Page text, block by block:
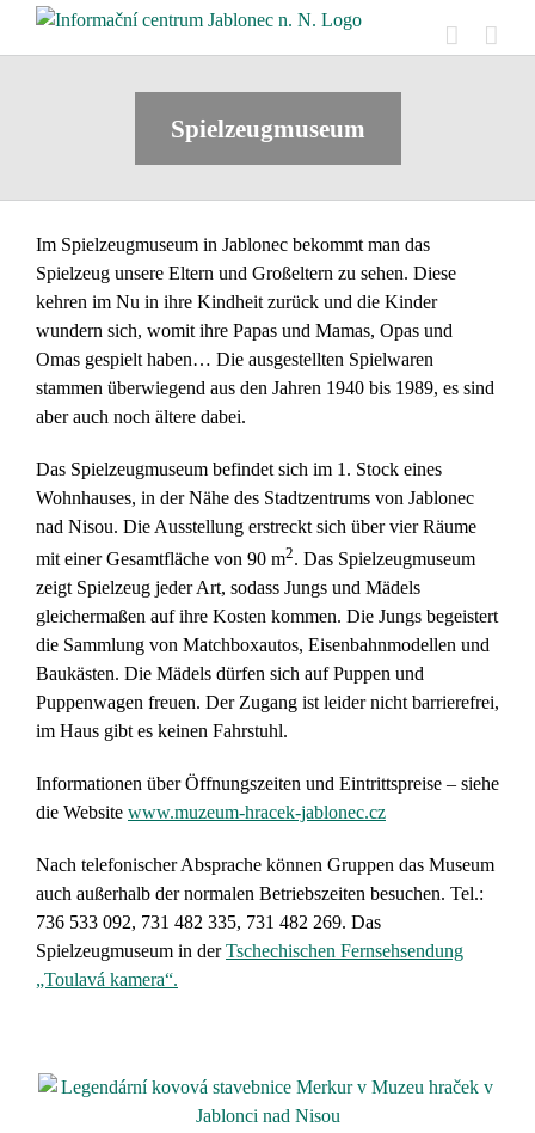
Spielzeugmuseum
Im Spielzeugmuseum in Jablonec bekommt man das
Spielzeug unsere Eltern und Großeltern zu sehen. Diese
kehren im Nu in ihre Kindheit zurück und die Kinder
wundern sich, womit ihre Papas und Mamas, Opas und
Omas gespielt haben… Die ausgestellten Spielwaren
stammen überwiegend aus den Jahren 1940 bis 1989, es sind
aber auch noch ältere dabei.
Das Spielzeugmuseum befindet sich im 1. Stock eines
Wohnhauses, in der Nähe des Stadtzentrums von Jablonec
nad Nisou. Die Ausstellung erstreckt sich über vier Räume
mit einer Gesamtfläche von 90 m2. Das Spielzeugmuseum
zeigt Spielzeug jeder Art, sodass Jungs und Mädels
gleichermaßen auf ihre Kosten kommen. Die Jungs begeistert
die Sammlung von Matchboxautos, Eisenbahnmodellen und
Baukästen. Die Mädels dürfen sich auf Puppen und
Puppenwagen freuen. Der Zugang ist leider nicht barrierefrei,
im Haus gibt es keinen Fahrstuhl.
Informationen über Öffnungszeiten und Eintrittspreise – siehe
die Website www.muzeum-hracek-jablonec.cz
Nach telefonischer Absprache können Gruppen das Museum
auch außerhalb der normalen Betriebszeiten besuchen. Tel.:
736 533 092, 731 482 335, 731 482 269. Das
Spielzeugmuseum in derTschechischen Fernsehsendung
„Toulavá kamera“.